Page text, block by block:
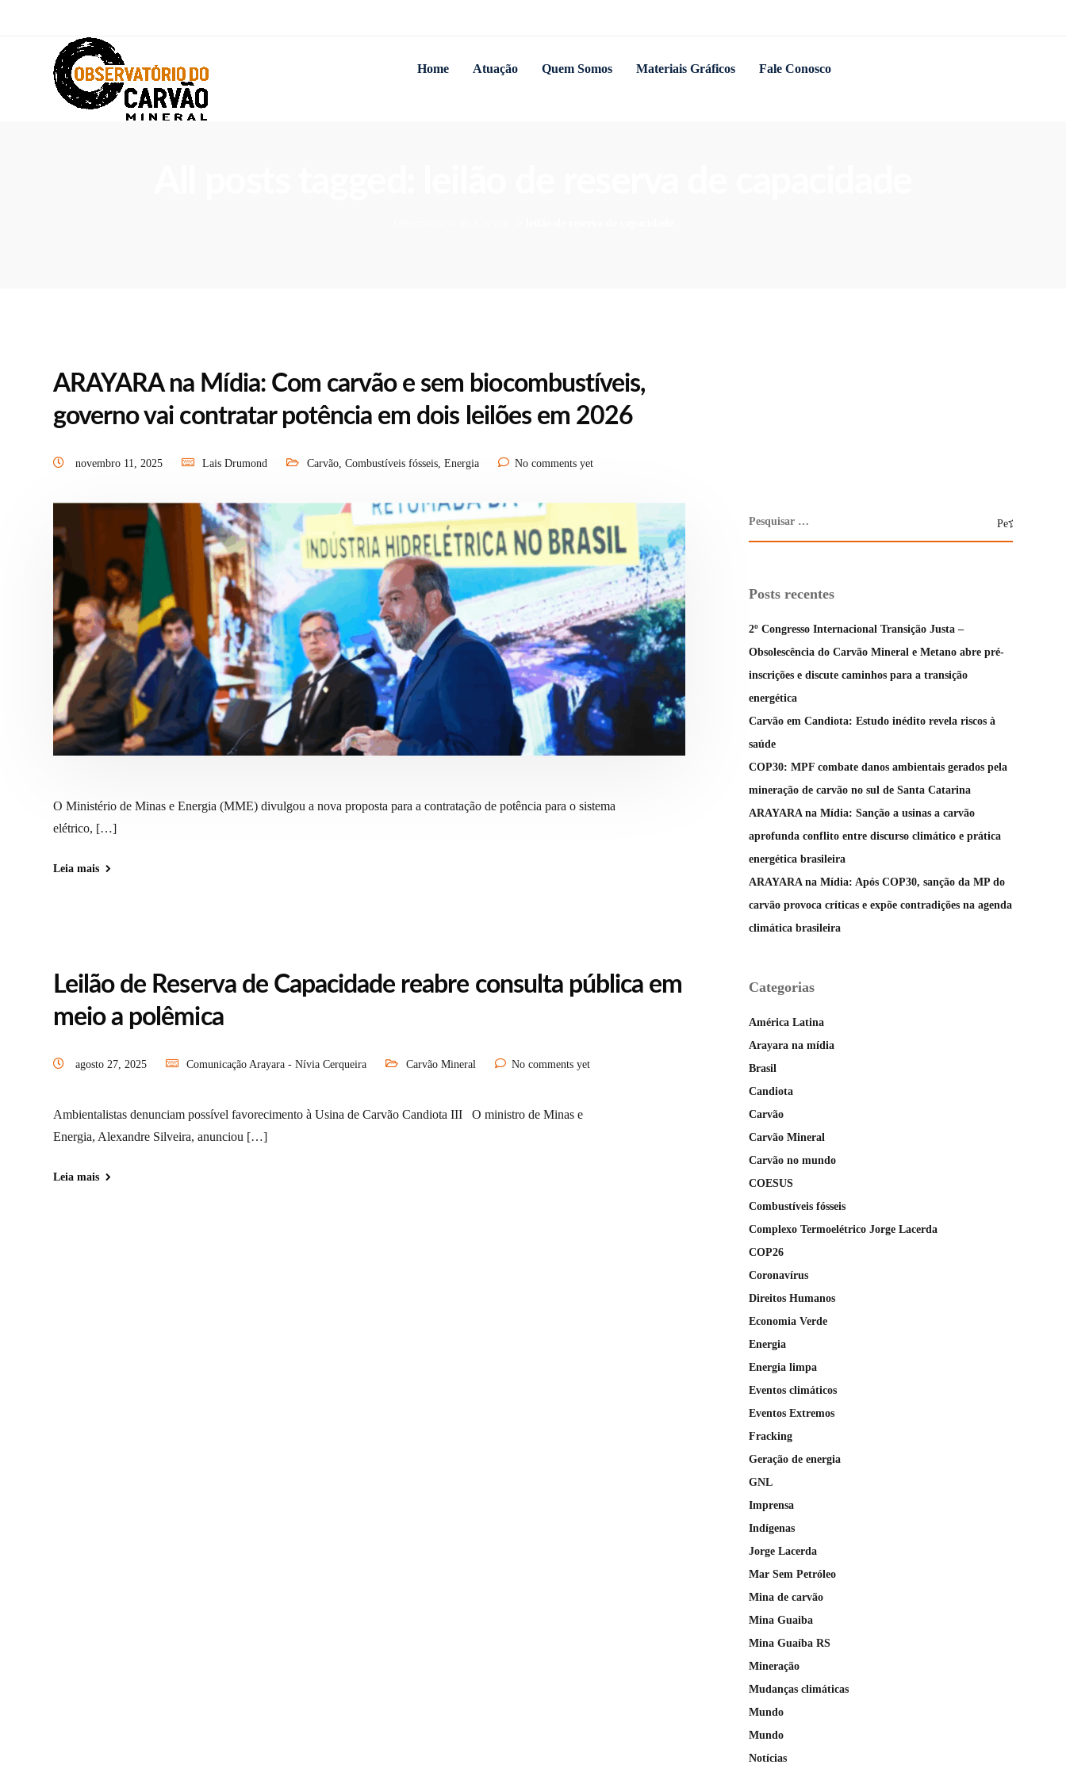
Home Atuação Quem Somos Materiais Gráficos Fale Conosco
ARAYARA na Mídia: Com carvão e sem biocombustíveis,
governo vai contratar potência em dois leilões em 2026
novembro 11, 2025 Lais Drumond Carvão, Combustíveis fósseis, Energia No comments yet
O Ministério de Minas e Energia (MME) divulgou a nova proposta para a contratação de potência para o sistema
elétrico, […]
Leia mais
Leilão de Reserva de Capacidade reabre consulta pública em
meio a polêmica
agosto 27, 2025 Comunicação Arayara - Nívia Cerqueira Carvão Mineral No comments yet
Ambientalistas denunciam possível favorecimento à Usina de Carvão Candiota III O ministro de Minas e
Energia, Alexandre Silveira, anunciou […]
Leia mais
Posts recentes
2º Congresso Internacional Transição Justa –
Obsolescência do Carvão Mineral e Metano abre pré-
inscrições e discute caminhos para a transição
energética
Carvão em Candiota: Estudo inédito revela riscos à
saúde
COP30: MPF combate danos ambientais gerados pela
mineração de carvão no sul de Santa Catarina
ARAYARA na Mídia: Sanção a usinas a carvão
aprofunda conflito entre discurso climático e prática
energética brasileira
ARAYARA na Mídia: Após COP30, sanção da MP do
carvão provoca críticas e expõe contradições na agenda
climática brasileira
Categorias
América Latina
Arayara na mídia
Brasil
Candiota
Carvão
Carvão Mineral
Carvão no mundo
COESUS
Combustíveis fósseis
Complexo Termoelétrico Jorge Lacerda
COP26
Coronavírus
Direitos Humanos
Economia Verde
Energia
Energia limpa
Eventos climáticos
Eventos Extremos
Fracking
Geração de energia
GNL
Imprensa
Indígenas
Jorge Lacerda
Mar Sem Petróleo
Mina de carvão
Mina Guaiba
Mina Guaíba RS
Mineração
Mudanças climáticas
Mundo
Mundo
Notícias